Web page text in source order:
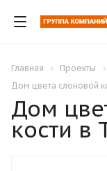
Главная Проекты
Дом цвета слоновой
Дом
кости в